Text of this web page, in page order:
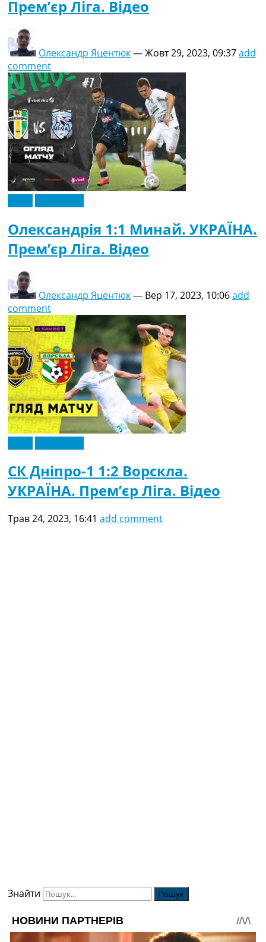
Прем’єр Ліга. Відео
Олександр Яцентюк—Жовт 29, 2023, 09:37add
comment
Олександрія 1:1 Минай. УКРАЇНА.
Прем’єр Ліга. Відео
Олександр Яцентюк— Вер 17, 2023, 10:06add
comment
СК Дніпро-1 1:2 Ворскла.
УКРАЇНА. Прем’єр Ліга. Відео
Трав 24, 2023, 16:41 add comment
Знайти